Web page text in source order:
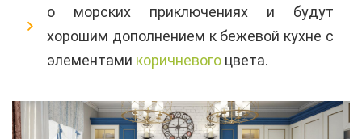
о морских приключениях и будут
хорошим дополнением к бежевой кухне с
элементами коричневого цвета.